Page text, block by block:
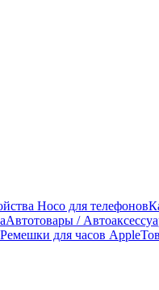
Hoco для телефонов
Автотовары /
Ремешки для часов Apple